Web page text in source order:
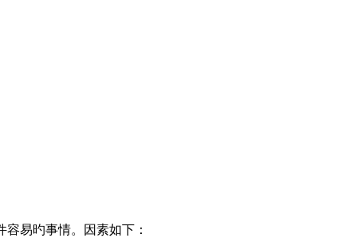
易旳事情。因素如下：